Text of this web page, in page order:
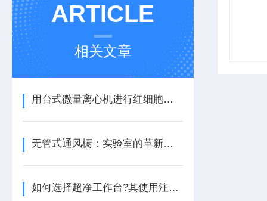
ARTICLE
相关文章
用台式微量离心机进行红细胞比积微量测定的方法
无管式通风橱：实验室的革新之选
如何选择超净工作台?其使用注意事项及日常维护